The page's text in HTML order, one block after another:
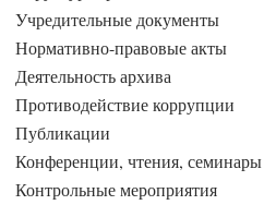
Учредительные документы
Нормативно-правовые акты
Деятельность архива
Противодействие коррупции
Публикации
Конференции, чтения, семинары
Контрольные мероприятия